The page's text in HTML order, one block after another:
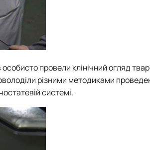
провели клінічний огляд
різними методиками
системі.